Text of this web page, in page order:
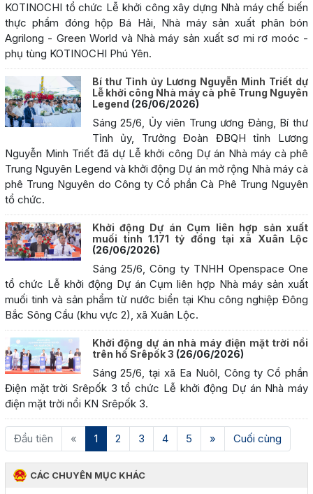
KOTINOCHI tổ chức Lễ khởi công xây dựng Nhà máy chế biến
thực phẩm đóng hộp Bá Hải, Nhà máy sản xuất phân bón
Agrilong - Green World và Nhà máy sản xuất sơ mi rơ moóc -
phụ tùng KOTINOCHI Phú Yên.
Bí thư Tỉnh ủy Lương Nguyễn Minh Triết dự
Lễ khởi công Nhà máy cà phê Trung Nguyên
Legend (26/06/2026)
Sáng 25/6, Ủy viên Trung ương Đảng, Bí thư
Tỉnh ủy, Trưởng Đoàn ĐBQH tỉnh Lương
Nguyễn Minh Triết đã dự Lễ khởi công Dự án Nhà máy cà phê
Trung Nguyên Legend và khởi động Dự án mở rộng Nhà máy cà
phê Trung Nguyên do Công ty Cổ phần Cà Phê Trung Nguyên
tổ chức.
Khởi động Dự án Cụm liên hợp sản xuất
muối tinh 1.171 tỷ đồng tại xã Xuân Lộc
(26/06/2026)
Sáng 25/6, Công ty TNHH Openspace One
tổ chức Lễ khởi động Dự án Cụm liên hợp Nhà máy sản xuất
muối tinh và sản phẩm từ nước biển tại Khu công nghiệp Đông
Bắc Sông Cầu (khu vực 2), xã Xuân Lộc.
Khởi động dự án nhà máy điện mặt trời nổi
trên hồ Srêpốk 3 (26/06/2026)
Sáng 25/6, tại xã Ea Nuôl, Công ty Cổ phần
Điện mặt trời Srêpốk 3 tổ chức Lễ khởi động Dự án Nhà máy
điện mặt trời nổi KN Srêpốk 3.
Đầu tiên « 1 (current)
2 3 4 5 » Cuối cùng
CÁC CHUYÊN MỤC KHÁC